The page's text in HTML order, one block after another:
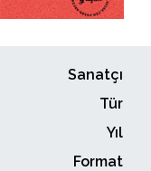
Sanatçı
Tür
Yıl
Format